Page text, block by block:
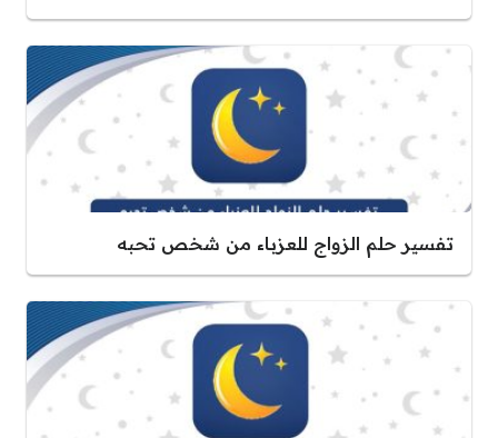
تفسير حلم الزواج للعزباء من شخص تحبه